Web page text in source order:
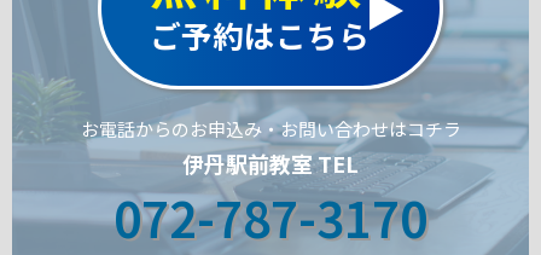
ご予約はこちら
お電話からのお申込み・お問い合わせはコチラ
伊丹駅前教室 TEL
072-787-3170